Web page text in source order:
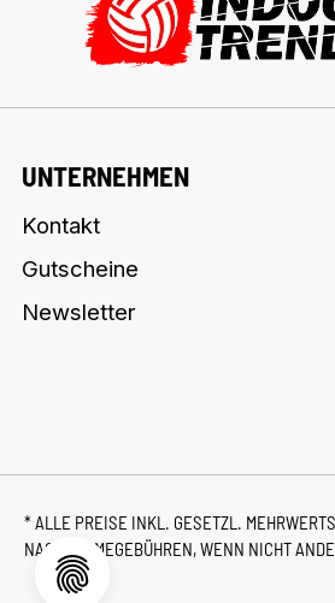
UNTERNEHMEN
Kontakt
Gutscheine
Newsletter
* ALLE PREISE INKL. GESETZL.
NACHNAHMEGEBÜHREN, WENN NICHT